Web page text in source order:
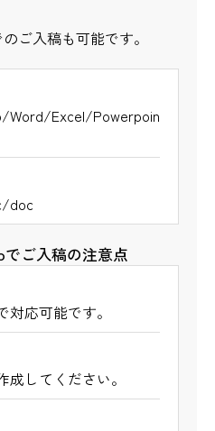
ご入稿も可能です。
Word/Excel/Powerpoin
doc
ご入稿の注意点
応可能です。
してください。